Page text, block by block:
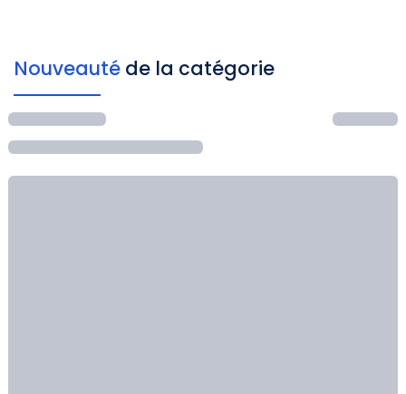
Nouveauté de la catégorie